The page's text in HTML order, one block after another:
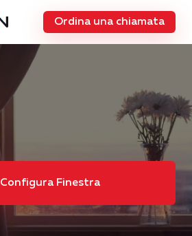
Ordina una chiamata
Configura Finestra